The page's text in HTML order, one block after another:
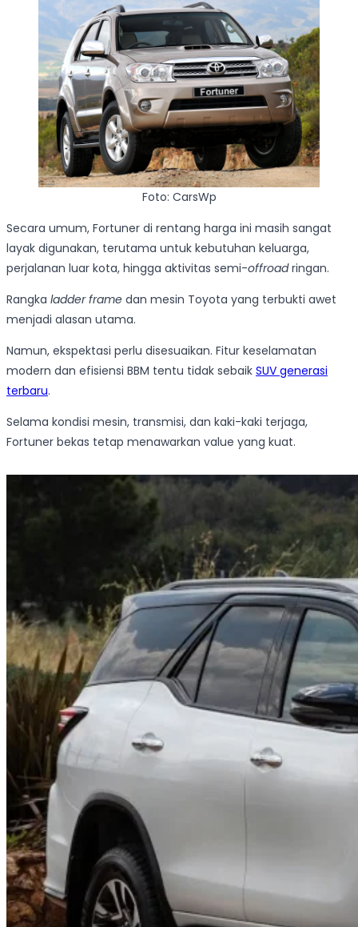
Foto: CarsWp
Secara umum, Fortuner di rentang harga ini masih sangat
layak digunakan, terutama untuk kebutuhan keluarga,
perjalanan luar kota, hingga aktivitas semi-offroadringan.
Rangka ladder frame dan mesin Toyota yang terbukti awet
menjadi alasan utama.
Namun, ekspektasi perlu disesuaikan. Fitur keselamatan
modern dan efisiensi BBM tentu tidak sebaik SUV generasi
terbaru.
Selama kondisi mesin, transmisi, dan kaki-kaki terjaga,
Fortuner bekas tetap menawarkan value yang kuat.